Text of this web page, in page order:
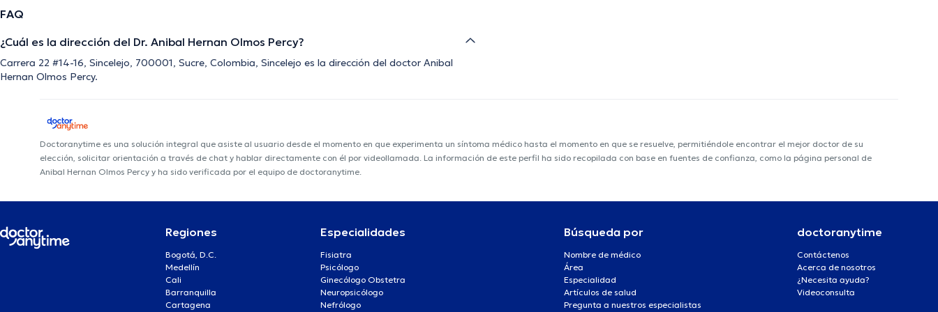
FAQ
¿Cuál es la dirección del Dr. Anibal Hernan Olmos Percy?
Carrera 22 #14-16, Sincelejo, 700001, Sucre, Colombia, Sincelejo es la dirección del doctor Anibal
Hernan Olmos Percy.
Doctoranytime es una solución integral que asiste al usuario desde el momento en que experimenta un síntoma médico hasta el momento en que se resuelve, permitiéndole encontrar el mejor doctor de su
elección, solicitar orientación a través de chat y hablar directamente con él por videollamada. La información de este perfil ha sido recopilada con base en fuentes de confianza, como la página personal de
Anibal Hernan Olmos Percy y ha sido verificada por el equipo de doctoranytime.
Regiones
Bogotá, D.C.
Medellín
Cali
Barranquilla
Cartagena
Especialidades
Fisiatra
Psicólogo
Ginecólogo Obstetra
Neuropsicólogo
Nefrólogo
Búsqueda por
Nombre de médico
Área
Especialidad
Artículos de salud
Pregunta a nuestros especialistas
doctoranytime
Contáctenos
Acerca de nosotros
¿Necesita ayuda?
Videoconsulta